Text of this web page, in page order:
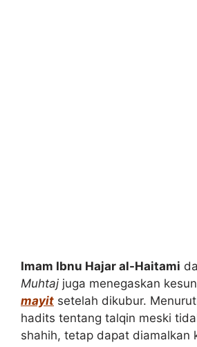
Imam Ibnu Hajar al-Haitami
Muhtaj juga menegaskan
mayit setelah dikubur.
hadits tentang talqin meski
shahih, tetap dapat diamalkan